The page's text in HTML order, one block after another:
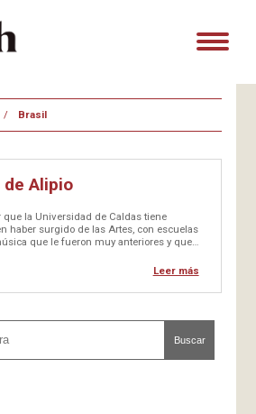
Brasil
Alipio
que la Universidad de Caldas tiene
haber surgido de las Artes, con escuelas
que le fueron muy anteriores y que
Leer más
Buscar